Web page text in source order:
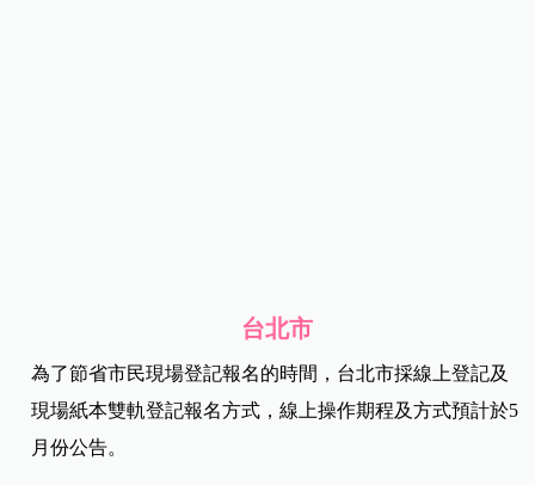
台北市
為了節省市民現場登記報名的時間，台北市採線上登記及
現場紙本雙軌登記報名方式，線上操作期程及方式預計於5
月份公告。